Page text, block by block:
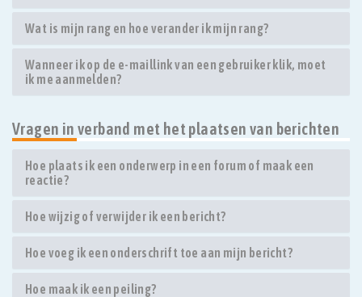
Wat is mijn rang en hoe verander ik mijn rang?
Wanneer ik op de e-maillink van een gebruiker klik, moet
ik me aanmelden?
Vragen in verband met het plaatsen van berichten
Hoe plaats ik een onderwerp in een forum of maak een
reactie?
Hoe wijzig of verwijder ik een bericht?
Hoe voeg ik een onderschrift toe aan mijn bericht?
Hoe maak ik een peiling?